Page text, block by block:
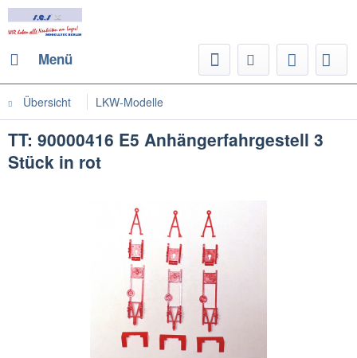
Menü
Übersicht LKW-Modelle
TT: 90000416 E5 Anhängerfahrgestell 3
Stück in rot